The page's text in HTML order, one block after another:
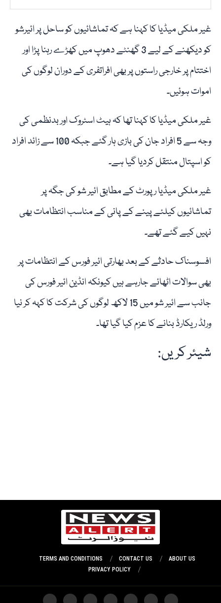
غیر ملکی میڈیا کا کہنا ہے کہ تماشائیوں کو ساحل پر ائیرشو
کو دیکھنے کے لیے 3 گھنٹے دھوپ میں کھڑے رہنا پڑا اور
اختتام پر خارجی راستوں پر بھی افراتفری کے دوران لوگوں کی
اموات ہوئیں۔
غیر ملکی میڈیا کا کہنا تھا کہ ہیٹ اسٹروک اور بدنظمی کی
وجہ سے 5 افراد جان کی بازی ہار گئے جبکہ 100 سے زائد افراد
کو اسپتال منتقل کردیا گیا ہے۔
غیر ملکی میڈیا رپورٹ کے مطابق ائیر شو کی جگہ پر
تماشائیوں کیلئے پینے کے پانی کے مناسب انتظامات بھی
نہیں کیے گئے تھے۔
افسوسناک حادثے کے بعد بھارتی ائیر فورس کے انتظامات پر
بھی سوالات اٹھائے جارہے ہیں کیونکہ انڈین ائیر فورس کی
جانب سے ائیر شو میں 15 لاکھ لوگوں کی شرکت کا کہہ کر نیا
ورلڈ ریکارڈ بنانے کا عزم کیا گیا تھا۔
شیئر کریں:
ABOUT US
CONTACT US
TERMS AND CONDITIONS
PRIVACY POLICY